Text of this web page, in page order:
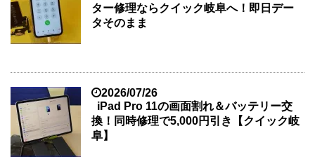
ター修理ならクイック岐阜へ！即日デー
タそのまま
2026/07/26
iPad Pro 11の画面割れ＆バッテリー交
換！同時修理で5,000円引き【クイック岐
阜】